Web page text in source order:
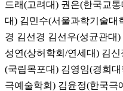
드래(고려대) 권은(한국교
대) 김민수(서울과학기술대
경 김선경 김선우(성균관대
성연(상허학회/연세대) 김
(국립목포대) 김영임(경희
극예술학회) 김윤정(한국극